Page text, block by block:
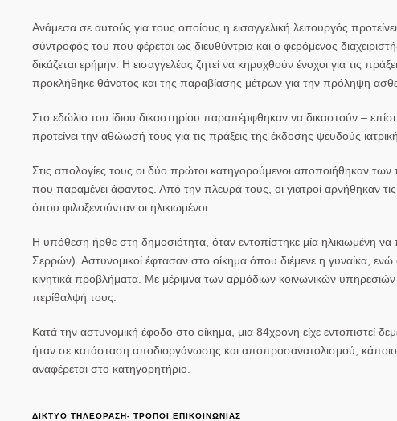
Ανάμεσα σε αυτούς για τους οποίους η εισαγγελική λειτουργός
σύντροφός του που φέρεται ως διευθύντρια και ο φερόμενος
δικάζεται ερήμην. Η εισαγγελέας ζητεί να κηρυχθούν ένοχοι για τις
προκλήθηκε θάνατος και της παραβίασης μέτρων για την πρόληψη
Στο εδώλιο του ίδιου δικαστηρίου παραπέμφθηκαν να δικαστούν –
προτείνει την αθώωσή τους για τις πράξεις της έκδοσης ψευδούς
Στις απολογίες τους οι δύο πρώτοι κατηγορούμενοι αποποιήθηκαν
που παραμένει άφαντος. Από την πλευρά τους, οι γιατροί αρνήθηκαν τις
όπου φιλοξενούνταν οι ηλικιωμένοι.
Η υπόθεση ήρθε στη δημοσιότητα, όταν εντοπίστηκε μία ηλικιωμένη
Σερρών). Αστυνομικοί έφτασαν στο οίκημα όπου διέμενε η γυναίκα, ενώ
κινητικά προβλήματα. Με μέριμνα των αρμόδιων κοινωνικών υπηρεσιών
περίθαλψή τους.
Κατά την αστυνομική έφοδο στο οίκημα, μια 84χρονη είχε εντοπιστεί
ήταν σε κατάσταση αποδιοργάνωσης και αποπροσανατολισμού,
αναφέρεται στο κατηγορητήριο.
ΔΙΚΤΥΟ ΤΗΛΕΟΡΑΣΗ- ΤΡΟΠΟΙ ΕΠΙΚΟΙΝΩΝΙΑΣ